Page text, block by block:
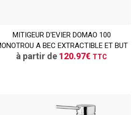
MITIGEUR D'EVIER DOMAO 100
A BEC EXTRACTIBLE ET BUT
à partir de 120.97€ TTC
CONSULTER
Demande de devis